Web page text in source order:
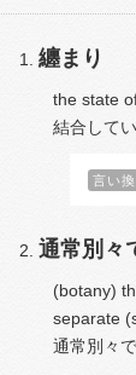
纏まり
the state
結合して
言い換
通常別々
(botany)
separate
通常別々